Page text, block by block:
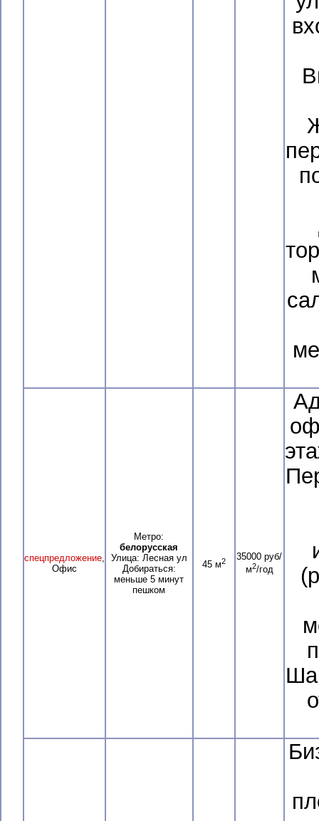
спецпредложение,
Офис
Метро:
белорусская
Улица: Лесная ул
Добираться:
меньше 5 минут
пешком
45 м2
35000 руб/
м2/год